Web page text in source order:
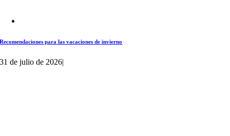
Recomendaciones para las vacaciones de invierno
31 de julio de 2026|